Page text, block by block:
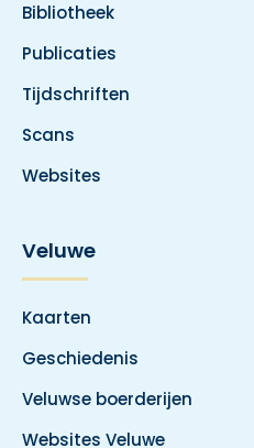
Bibliotheek
Publicaties
Tijdschriften
Scans
Websites
Veluwe
Kaarten
Geschiedenis
Veluwse boerderijen
Websites Veluwe